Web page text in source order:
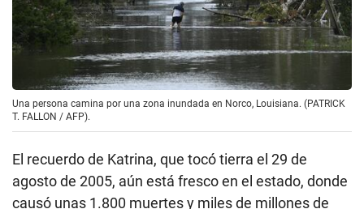
Una persona camina por una zona inundada en Norco, Louisiana. (PATRICK
T. FALLON / AFP).
El recuerdo de Katrina, que tocó tierra el 29 de
agosto de 2005, aún está fresco en el estado, donde
causó unas 1.800 muertes y miles de millones de